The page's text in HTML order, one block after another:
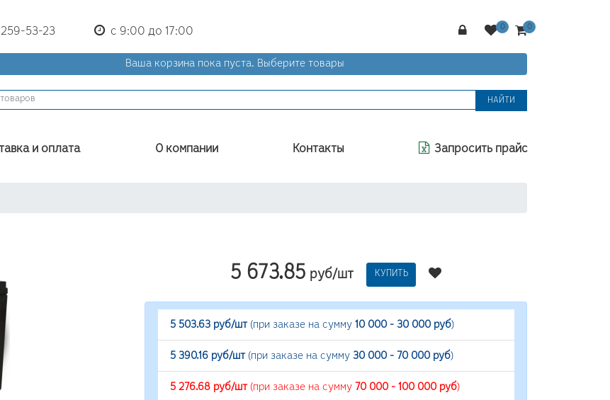
53-23 с 9:00 до 17:00
Ваша корзина пока пуста. Выберите товары
НАЙТИ
и оплата О компании Контакты Запросить прайс
5 673.85 руб/шт КУПИТЬ
5 503.63 руб/шт(при заказе на сумму 10 000 - 30 000 руб)
5 390.16 руб/шт(при заказе на сумму 30 000 - 70 000 руб)
5 276.68 руб/шт(при заказе на сумму 70 000 - 100 000 руб)